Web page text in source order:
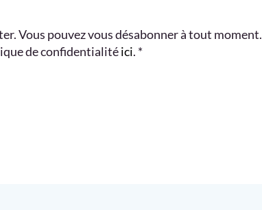
Vous pouvez vous désabonner à tout moment.
de confidentialitéici. *